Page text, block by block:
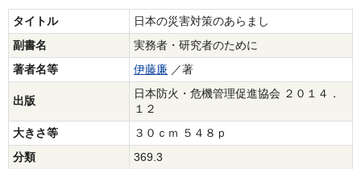
タイトル
日本の災害対策のあらまし
副書名
実務者・研究者のために
著者名等
伊藤廉 ／著
出版
日本防火・危機管理促進協会 ２０１４．
１２
大きさ等
３０ｃｍ ５４８ｐ
分類
369.3